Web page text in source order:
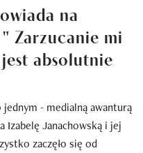
na
Zarzucanie mi
absolutnie
- medialną awanturą
Izabelę Janachowską i jej
zaczęło się od